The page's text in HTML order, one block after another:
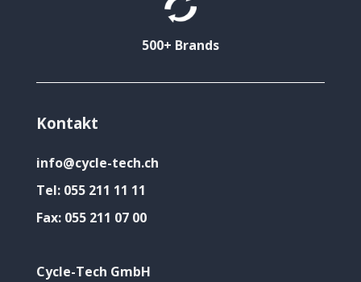
500+ Brands
Kontakt
info@cycle-tech.ch
Tel: 055 211 11 11
Fax: 055 211 07 00
Cycle-Tech GmbH